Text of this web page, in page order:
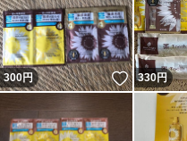
300円 いいね！
330円